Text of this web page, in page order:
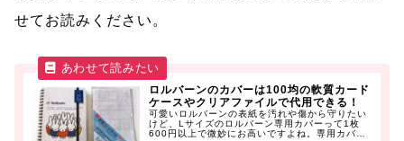
せてお読みください。
ロルバーンのカバーは100均の軟質カード
ケースやクリアファイルで代用できる！
可愛いロルバーンの表紙を汚れや傷から守りたい
けど、Lサイズのロルバーン専用カバーって1枚
600円以上で微妙にお高いですよね。専用カバー